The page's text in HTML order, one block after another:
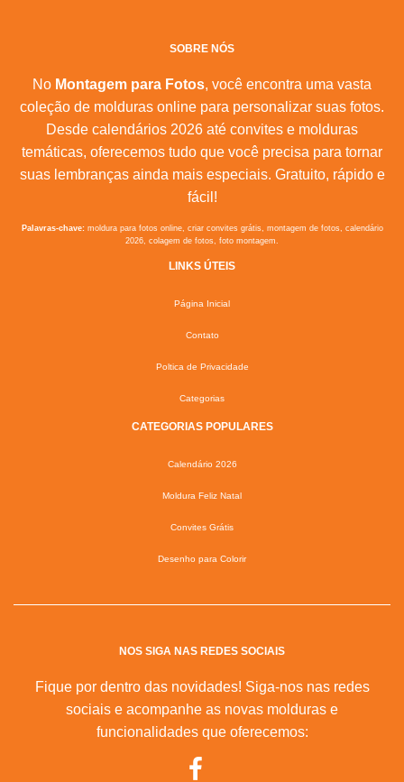
SOBRE NÓS
No Montagem para Fotos, você encontra uma vasta
coleção de molduras online para personalizar suas fotos.
Desde calendários 2026 até convites e molduras
temáticas, oferecemos tudo que você precisa para tornar
suas lembranças ainda mais especiais. Gratuito, rápido e
fácil!
Palavras-chave:moldura para fotos online, criar convites grátis, montagem de fotos, calendário
2026, colagem de fotos, foto montagem.
LINKS ÚTEIS
Página Inicial
Contato
Poltica de Privacidade
Categorias
CATEGORIAS POPULARES
Calendário 2026
Moldura Feliz Natal
Convites Grátis
Desenho para Colorir
NOS SIGA NAS REDES SOCIAIS
Fique por dentro das novidades! Siga-nos nas redes
sociais e acompanhe as novas molduras e
funcionalidades que oferecemos: